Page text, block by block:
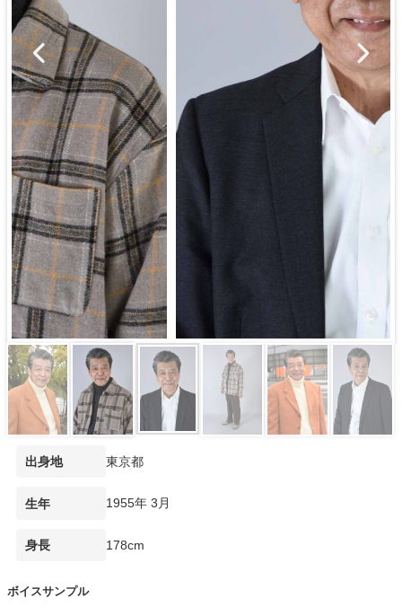
出身地 東京都
生年 1955年 3月
身長 178cm
ボイスサンプル